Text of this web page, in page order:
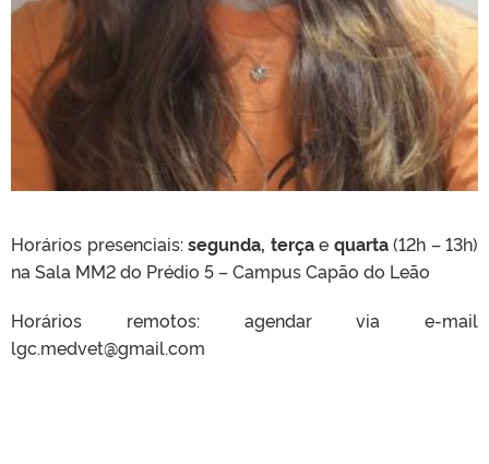
Horários presenciais:segunda, terçae quarta(12h – 13h)
na Sala MM2 do Prédio 5 – Campus Capão do Leão
Horários remotos: agendar via e-mail
lgc.medvet@gmail.com